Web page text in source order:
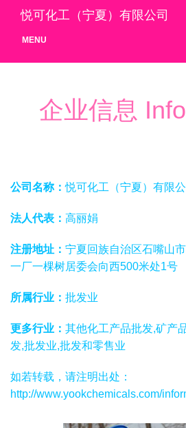
悦可化工（宁夏）有限公司
MENU
企业信息
公司名称：悦可化工（宁夏）有限公
法人代表： 高丽娟
注册地址： 宁夏回族自治区石嘴山
一厂一棵树居委会向西500米处1号
所属行业： 批发业
更多行业： 其他化工产品批发,矿产
发,批发业,批发和零售业
如若转载，请注明出处：
http://www.yookchemicals.com/